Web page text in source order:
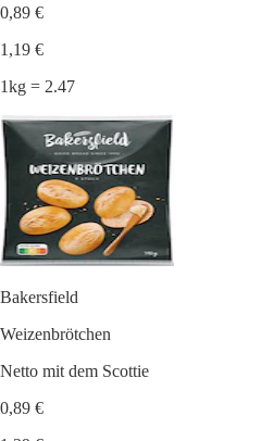
0,89 €
1,19 €
1kg = 2.47
Bakersfield
Weizenbrötchen
Netto mit dem Scottie
0,89 €